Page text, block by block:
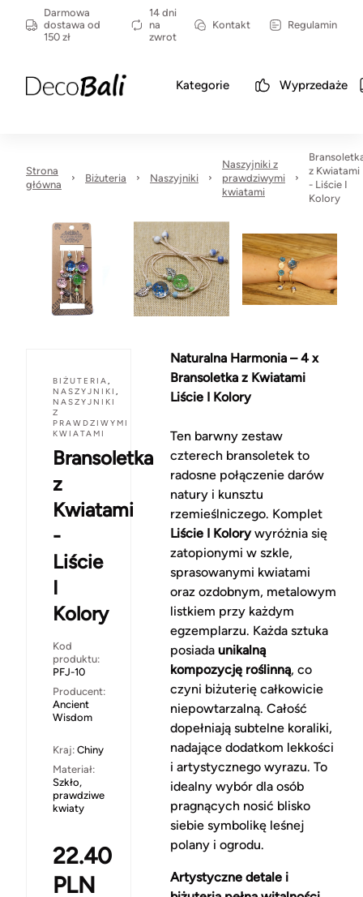
Darmowa
dostawa od
150 zł
14 dni
na
zwrot
Kontakt Regulamin
Kategorie Wyprzedaże
Strona
główna
Biżuteria Naszyjniki
Naszyjniki z
prawdziwymi
kwiatami
z Kwiatami
- Liście I
Kolory
BIŻUTERIA,
NASZYJNIKI ,
NASZYJNIKI
Z
PRAWDZIWYMI
KWIATAMI
Bransoletka
z
Kwiatami
-
Liście
I
Kolory
Kod
produktu:
PFJ-10
Producent:
Ancient
Wisdom
Kraj: Chiny
Materiał:
Szkło,
prawdziwe
kwiaty
22.40
PLN
Naturalna Harmonia – 4 x
Bransoletka z Kwiatami
Liście I Kolory
Ten barwny zestaw
czterech bransoletek to
radosne połączenie darów
natury i kunsztu
rzemieślniczego. Komplet
Liście I Kolorywyróżnia się
zatopionymi w szkle,
sprasowanymi kwiatami
oraz ozdobnym, metalowym
listkiem przy każdym
egzemplarzu. Każda sztuka
posiada unikalną
kompozycję roślinną, co
czyni biżuterię całkowicie
niepowtarzalną. Całość
dopełniają subtelne koraliki,
nadające dodatkom lekkości
i artystycznego wyrazu. To
idealny wybór dla osób
pragnących nosić blisko
siebie symbolikę leśnej
polany i ogrodu.
Artystyczne detale i